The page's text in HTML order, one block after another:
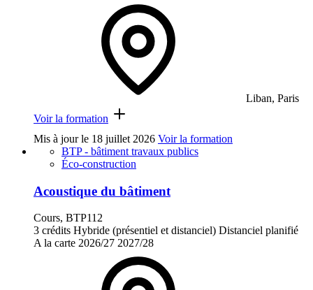
Liban, Paris
Voir la formation
Mis à jour le 18 juillet 2026 Voir la formation
BTP - bâtiment travaux publics
Éco-construction
Acoustique du bâtiment
Cours, BTP112
3 crédits Hybride (présentiel et distanciel) Distanciel planifié
A la carte 2026/27 2027/28